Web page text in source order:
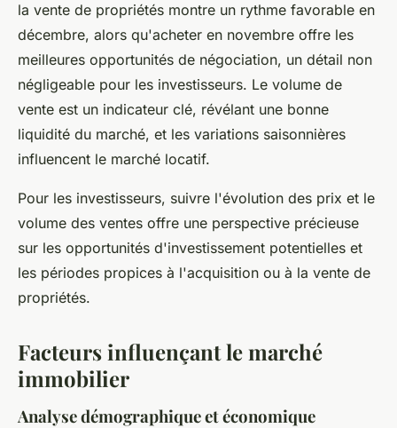
la vente de propriétés montre un rythme favorable en
décembre, alors qu'acheter en novembre offre les
meilleures opportunités de négociation, un détail non
négligeable pour les investisseurs. Le volume de
vente est un indicateur clé, révélant une bonne
liquidité du marché, et les variations saisonnières
influencent le marché locatif.
Pour les investisseurs, suivre l'évolution des prix et le
volume des ventes offre une perspective précieuse
sur les opportunités d'investissement potentielles et
les périodes propices à l'acquisition ou à la vente de
propriétés.
Facteurs influençant le marché
immobilier
Analyse démographique et économique